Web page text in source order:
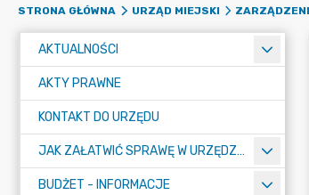
STRONA GŁÓWNA URZĄD MIEJSKI
AKTUALNOŚCI
AKTY PRAWNE
KONTAKT DO URZĘDU
JAK ZAŁATWIĆ SPRAWĘ W URZĘDZIE
BUDŻET - INFORMACJE